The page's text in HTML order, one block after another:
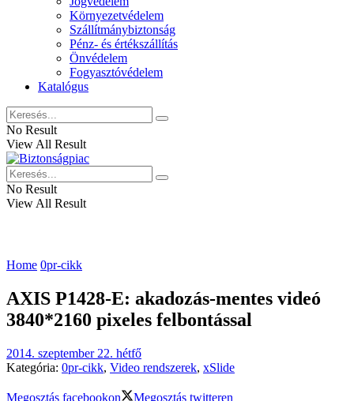
Környezetvédelem
Szállítmánybiztonság
Pénz- és értékszállítás
Önvédelem
Fogyasztóvédelem
Katalógus
No Result
View All Result
No Result
View All Result
Home 0pr-cikk
AXIS P1428-E: akadozás-mentes videó
3840*2160 pixeles felbontással
2014. szeptember 22. hétfő
Kategória: 0pr-cikk, Video rendszerek, xSlide
Megosztás facebookon Megosztás twitteren